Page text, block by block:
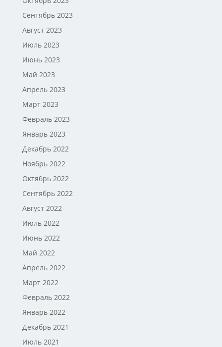
Сентябрь 2023
Август 2023
Июль 2023
Июнь 2023
Май 2023
Апрель 2023
Март 2023
Февраль 2023
Январь 2023
Декабрь 2022
Ноябрь 2022
Октябрь 2022
Сентябрь 2022
Август 2022
Июль 2022
Июнь 2022
Май 2022
Апрель 2022
Март 2022
Февраль 2022
Январь 2022
Декабрь 2021
Июль 2021